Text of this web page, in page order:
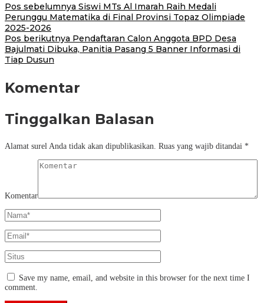
Pos sebelumnya Siswi MTs Al Imarah Raih Medali
Perunggu Matematika di Final Provinsi Topaz Olimpiade
2025-2026
Pos berikutnya Pendaftaran Calon Anggota BPD Desa
Bajulmati Dibuka, Panitia Pasang 5 Banner Informasi di
Tiap Dusun
Komentar
Tinggalkan Balasan
Alamat surel Anda tidak akan dipublikasikan. Ruas yang wajib ditandai *
Komentar
Save my name, email, and website in this browser for the next time I
comment.